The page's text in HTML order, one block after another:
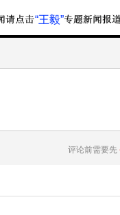
“王毅”
评论前需要先